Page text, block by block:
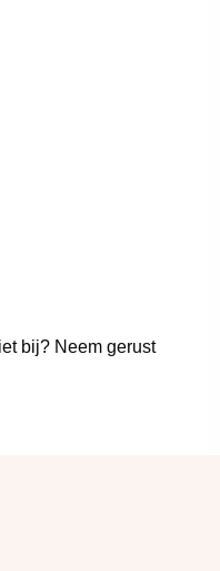
bij? Neem gerust